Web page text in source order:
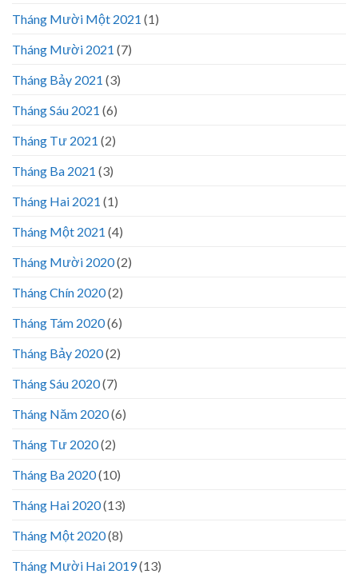
Tháng Mười Một 2021 (1)
Tháng Mười 2021 (7)
Tháng Bảy 2021 (3)
Tháng Sáu 2021 (6)
Tháng Tư 2021 (2)
Tháng Ba 2021 (3)
Tháng Hai 2021 (1)
Tháng Một 2021 (4)
Tháng Mười 2020(2)
Tháng Chín 2020(2)
Tháng Tám 2020(6)
Tháng Bảy 2020(2)
Tháng Sáu 2020(7)
Tháng Năm 2020(6)
Tháng Tư 2020(2)
Tháng Ba 2020(10)
Tháng Hai 2020(13)
Tháng Một 2020(8)
Tháng Mười Hai 2019(13)